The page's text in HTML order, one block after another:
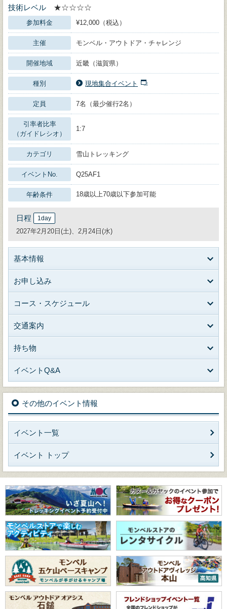
技術レベル
★☆☆☆☆
参加料金 ¥12,000（税込）
主催 モンベル・アウトドア・チャレンジ
開催地域 近畿（滋賀県）
種別 現地集合イベント
定員 7名（最少催行2名）
引率者比率
（ガイドレシオ）
1:7
カテゴリ 雪山トレッキング
イベントNo. Q25AF1
年齢条件 18歳以上70歳以下参加可能
日程 1day
2027年2月20日(土)、2月24日(水)
基本情報
お申し込み
コース・スケジュール
交通案内
持ち物
イベントQ&A
その他のイベント情報
イベント一覧
イベント トップ